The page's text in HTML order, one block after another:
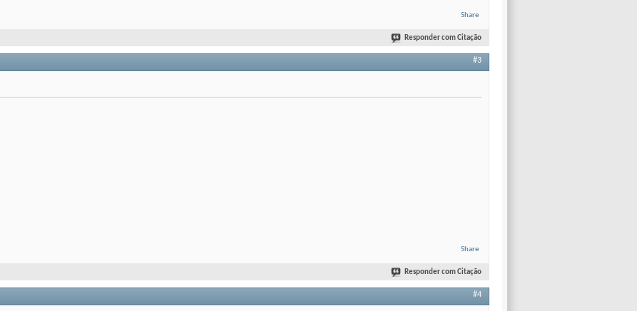
Share
Responder com Citação
#3
Share
Responder com Citação
#4